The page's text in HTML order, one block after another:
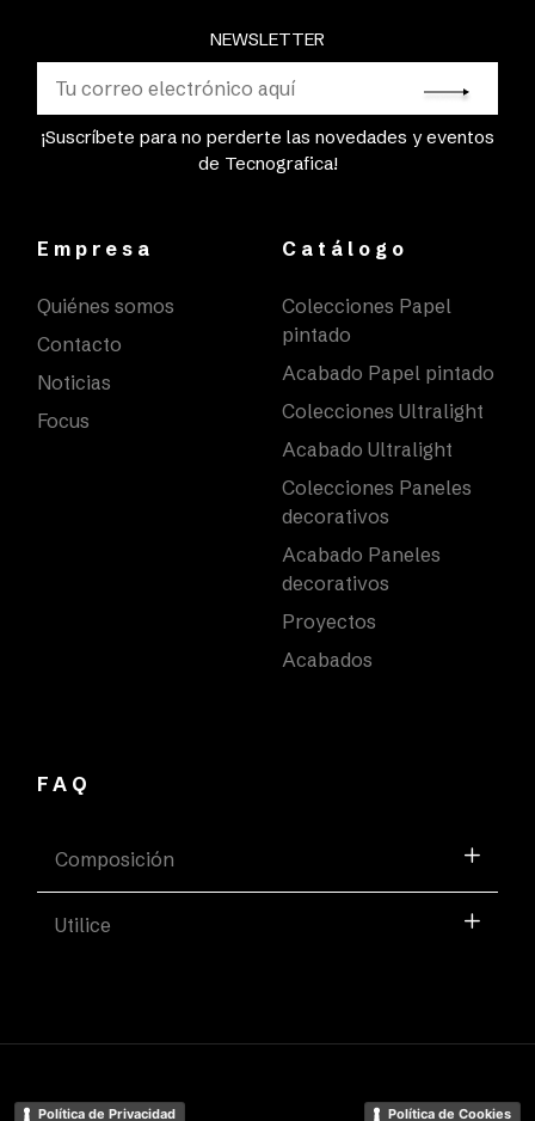
NEWSLETTER
¡Suscríbete para no perderte las novedades y eventos
de Tecnografica!
Empresa
Quiénes somos
Contacto
Noticias
Focus
Catálogo
Colecciones Papel
pintado
Acabado Papel pintado
Colecciones Ultralight
Acabado Ultralight
Colecciones Paneles
decorativos
Acabado Paneles
decorativos
Proyectos
Acabados
FAQ
Composición
Utilice
Política de Privacidad Política de Cookies